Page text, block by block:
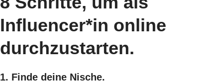
Influencer*in online
durchzustarten.
1. Finde deine Nische.